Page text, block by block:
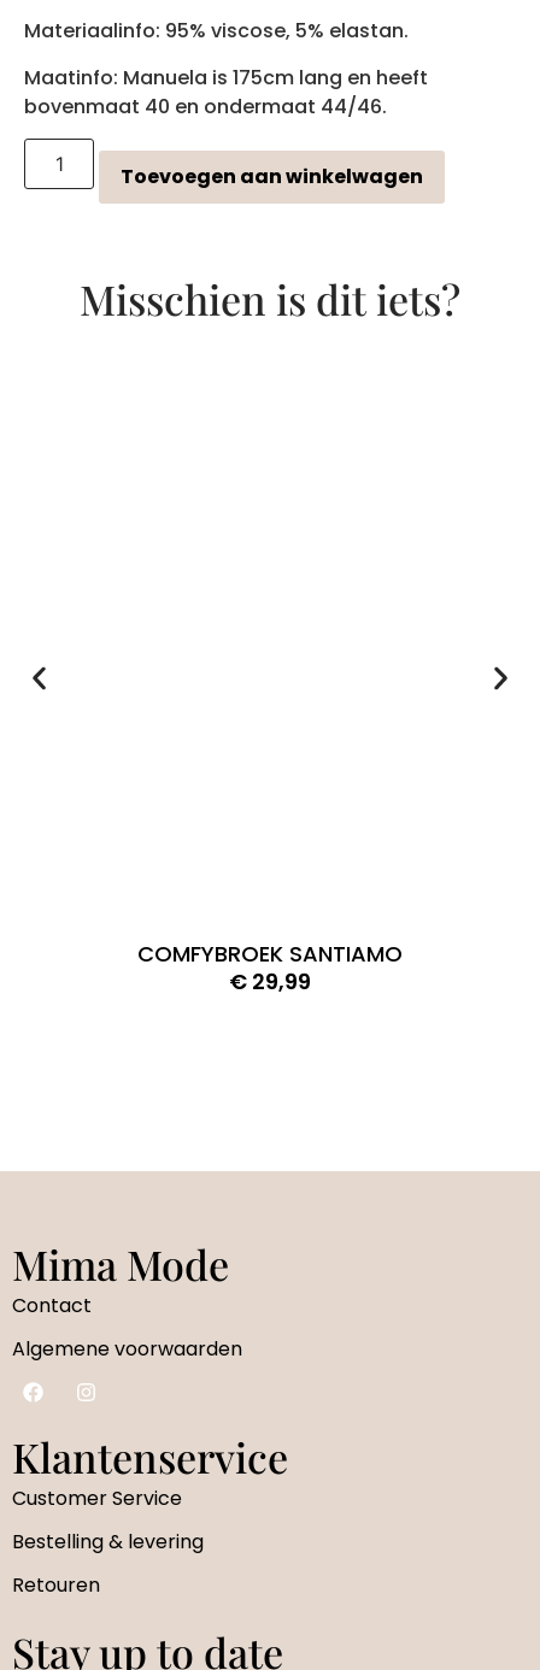
Materiaalinfo: 95% viscose, 5% elastan.
Maatinfo: Manuela is 175cm lang en heeft
bovenmaat 40 en ondermaat 44/46.
Toevoegen aan winkelwagen
Misschien is dit iets?
COMFYBROEK SANTIAMO
€ 29,99
Mima Mode
Contact
Algemene voorwaarden
Klantenservice
Customer Service
Bestelling & levering
Retouren
Stay up to date